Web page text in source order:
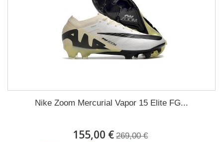
Nike Zoom Mercurial Vapor 15 Elite FG...
155,00 € 269,00 €